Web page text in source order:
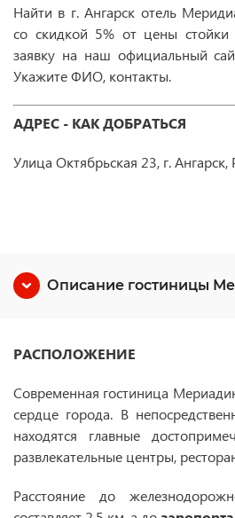
Найти в г. Ангарск отель
со скидкой 5% от цены стойки
заявку на наш официальный
Укажите ФИО, контакты.
АДРЕС - КАК ДОБРАТЬСЯ
Улица Октябрьская 23, г. Ангарск,
Описание гостиницы
РАСПОЛОЖЕНИЕ
Современная гостиница
сердце города. В
находятся главные
развлекательные центры,
Расстояние до